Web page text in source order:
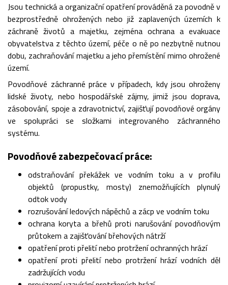
Jsou technická a organizační opatření prováděná za povodně v
bezprostředně ohrožených nebo již zaplavených územích k
záchraně životů a majetku, zejména ochrana a evakuace
obyvatelstva z těchto území, péče o ně po nezbytně nutnou
dobu, zachraňování majetku a jeho přemístění mimo ohrožené
území.
Povodňové záchranné práce v případech, kdy jsou ohroženy
lidské životy, nebo hospodářské zájmy, jimiž jsou doprava,
zásobování, spoje a zdravotnictví, zajišťují povodňové orgány
ve spolupráci se složkami integrovaného záchranného
systému.
Povodňové zabezpečovací práce:
odstraňování překážek ve vodním toku a v profilu
objektů (propustky, mosty) znemožňujících plynulý
odtok vody
rozrušování ledových nápěchů a zácp ve vodním toku
ochrana koryta a břehů proti narušování povodňovým
průtokem a zajišťování břehových nátrží
opatření proti přelití nebo protržení ochranných hrází
opatření proti přelití nebo protržení hrází vodních děl
zadržujících vodu